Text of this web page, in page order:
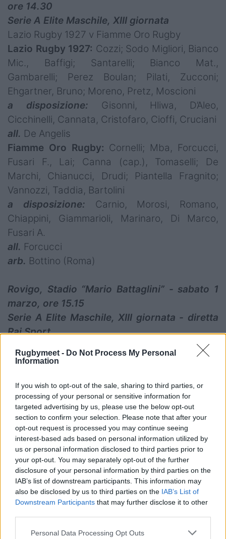
Rugbymeet - Do Not Process My Personal
Information
If you wish to opt-out of the sale, sharing to third parties, or
processing of your personal or sensitive information for
targeted advertising by us, please use the below opt-out
section to confirm your selection. Please note that after your
opt-out request is processed you may continue seeing
interest-based ads based on personal information utilized by
us or personal information disclosed to third parties prior to
your opt-out. You may separately opt-out of the further
disclosure of your personal information by third parties on the
IAB’s list of downstream participants. This information may
also be disclosed by us to third parties on the IAB’s List of
Downstream Participants that may further disclose it to other
Personal Data Processing Opt Outs
ore 14.30
Serie A Elite Maschile, XIII giornata
Lazio Rugby 1927 v Fiamme Oro Rugby
Lazio Rugby 1927: Cozzi; Sodo Migliori, Bianco
Mic., Baffigi; Santarelli; Bianco Mat.,
Gambarelli; Perez Boulan; Pilati, Zucconi;
Ehgartner, Bruno; Moreno, Pretz, Moscioni
a disposizione:
Gisonni, Hliwa, D’Aleo,
Cicchinelli, Cannata, Cristofaro, Cioffi, Cruciani
all. De Angelis
Fiamme Oro Rugby: Cornelli; Mba, Forcucci,
Fusari F., Lai; Canna (cap.), Tomaselli; De
Marchi, Chianucci, Drudi; Piantella Fragnito;
Vannozzi, Taddia, Bartolini
a disposizione: Carnio, Morosi, Romano,
Chiappini, Giammarioli, Marinaro, Di Marco,
Fusari A.
all. Forcucci
arb. Bottino (Roma)
Rovigo, Stadio “Mario Battaglini” - sabato 1
marzo, ore 15.15
Serie A Elite Maschile, XIII giornata - diretta
Rai Sport
Femi-CZ Rovigo:
Belloni; Vaccari, Diederich
Casado Sandri, Cosi, Ortis; Ferro (cap.), Steolo;
Pomaro, Giulian, Leccioli.
a disposizione:Frangini, Della Sala, Walsh,
Fourcade, Zottola, Meggiato, Paganin, Krsul.
all.Giazzon
Valorugby Emilia:Bruno; Resino, Leituala,
Bertaccini (cap), Lazzarin; Ledesma, Renton;
Ruaro, Sbrocco, Paolucci; Du Preez,
Schinchirimini; Favre, Cruz, Diaz
a disposizione:
Silva, Garziera, Rossi,
Pisicchio, Amenta, Esposito, Farolini, Bozzoni